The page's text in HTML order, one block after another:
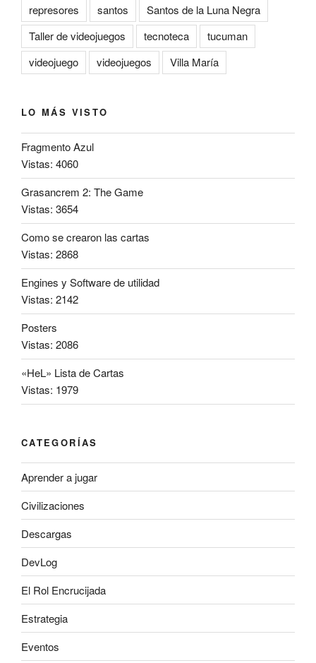
represores santos
Santos de la Luna Negra
Taller de videojuegos
tecnoteca
tucuman
videojuego
videojuegos Villa María
LO MÁS VISTO
Fragmento Azul
Vistas: 4060
Grasancrem 2: The Game
Vistas: 3654
Como se crearon las cartas
Vistas: 2868
Engines y Software de utilidad
Vistas: 2142
Posters
Vistas: 2086
«HeL» Lista de Cartas
Vistas: 1979
CATEGORÍAS
Aprender a jugar
Civilizaciones
Descargas
DevLog
El Rol Encrucijada
Estrategia
Eventos